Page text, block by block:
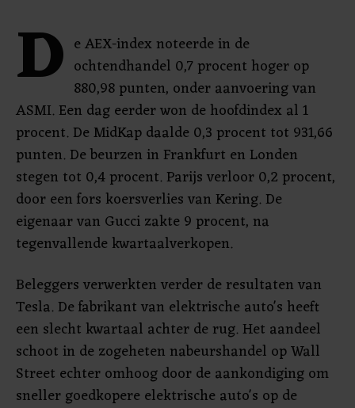
D e AEX-index noteerde in de
ochtendhandel 0,7 procent hoger op
880,98 punten, onder aanvoering van
ASMI. Een dag eerder won de hoofdindex al 1
procent. De MidKap daalde 0,3 procent tot 931,66
punten. De beurzen in Frankfurt en Londen
stegen tot 0,4 procent. Parijs verloor 0,2 procent,
door een fors koersverlies van Kering. De
eigenaar van Gucci zakte 9 procent, na
tegenvallende kwartaalverkopen.
Beleggers verwerkten verder de resultaten van
Tesla. De fabrikant van elektrische auto's heeft
een slecht kwartaal achter de rug. Het aandeel
schoot in de zogeheten nabeurshandel op Wall
Street echter omhoog door de aankondiging om
sneller goedkopere elektrische auto's op de